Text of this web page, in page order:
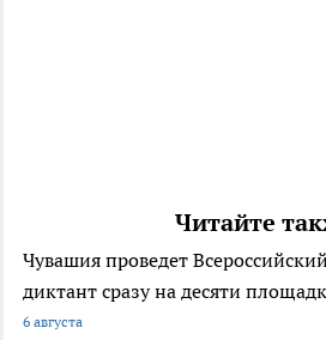
Читайте
Чувашия проведет
диктант сразу на десяти
6 августа